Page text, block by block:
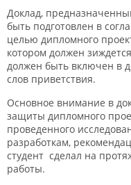
Доклад,
быть подготовлен в
целью дипломного
котором должен
должен быть включен в
слов приветствия.
Основное внимание в
защиты дипломного
проведенного
разработкам,
студент сделал на
работы.